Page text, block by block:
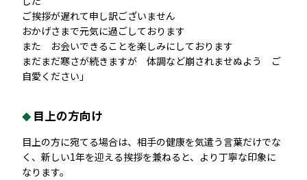
ご挨拶が遅れて申し訳ございません
おかげさまで元気に過ごしております
また お会いできることを楽しみにしております
まだまだ寒さが続きますが 体調など崩されませぬよう ご
自愛ください」
目上の方向け
目上の方に宛てる場合は、相手の健康を気遣う言葉だけでな
く、新しい1年を迎える挨拶を兼ねると、より丁寧な印象に
なります。